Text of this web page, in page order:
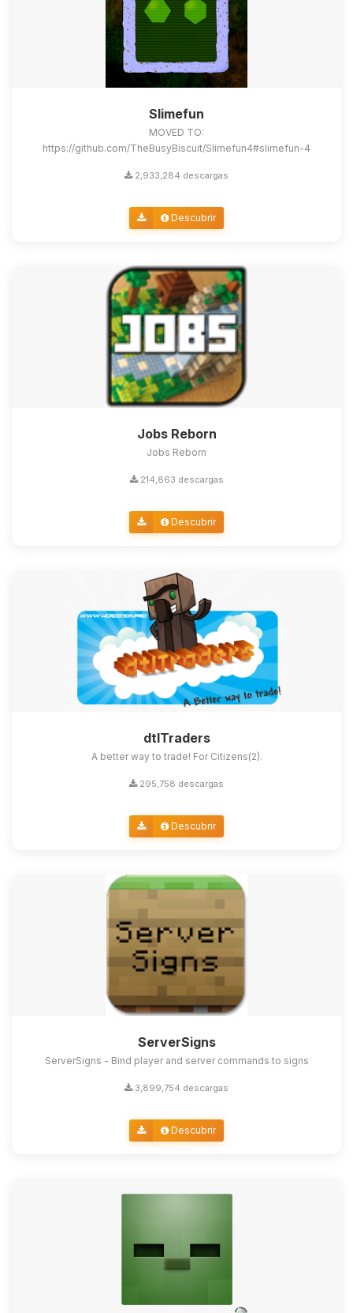
Slimefun
MOVED TO:
https://github.com/TheBusyBiscuit/Slimefun4#slimefun-4
2,933,284 descargas
Descubrir
Jobs Reborn
Jobs Reborn
214,863 descargas
Descubrir
dtlTraders
A better way to trade! For Citizens(2).
295,758 descargas
Descubrir
ServerSigns
ServerSigns - Bind player and server commands to signs
3,899,754 descargas
Descubrir